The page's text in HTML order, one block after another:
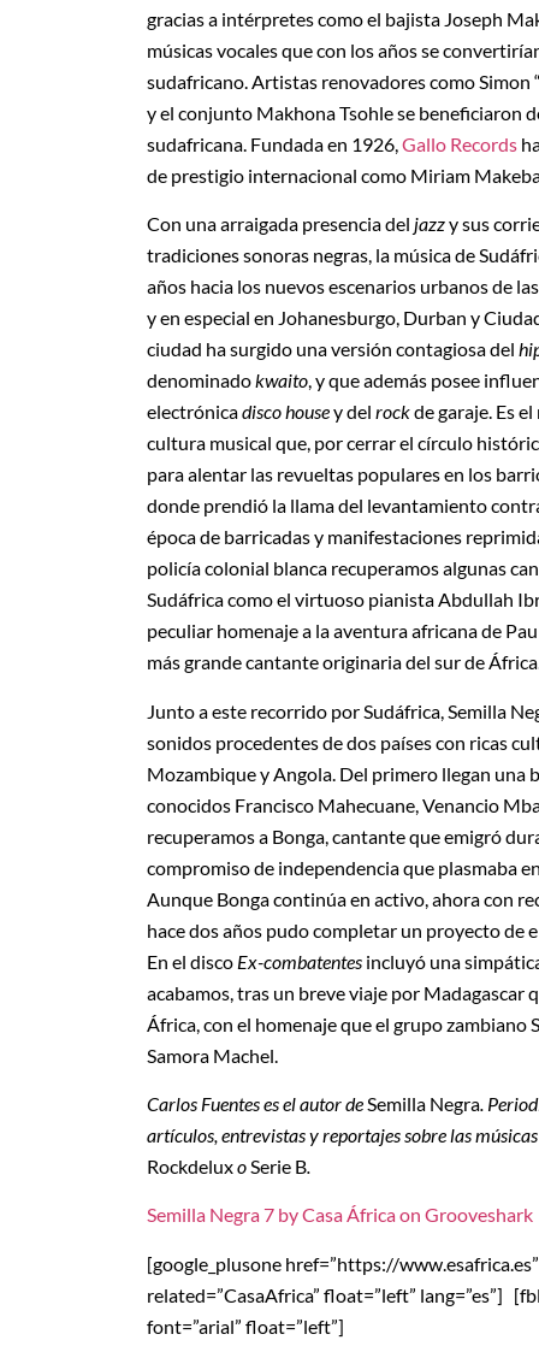
gracias a intérpretes como el bajista Joseph
músicas vocales que con los años se
sudafricano. Artistas renovadores como
y el conjunto Makhona Tsohle se beneficiaron
sudafricana. Fundada en 1926,Gallo Records
de prestigio internacional como Miriam
Con una arraigada presencia del jazzy sus
tradiciones sonoras negras, la música de
años hacia los nuevos escenarios urbanos de
y en especial en Johanesburgo, Durban y
ciudad ha surgido una versión contagiosa del
denominadokwaito, y que además posee
electrónicadisco housey del rockde garaje. Es
cultura musical que, por cerrar el círculo
para alentar las revueltas populares en los
donde prendió la llama del levantamiento
época de barricadas y manifestaciones
policía colonial blanca recuperamos algunas
Sudáfrica como el virtuoso pianista Abdullah
peculiar homenaje a la aventura africana de
más grande cantante originaria del sur de
Junto a este recorrido por Sudáfrica, Semilla
sonidos procedentes de dos países con ricas
Mozambique y Angola. Del primero llegan una
conocidos Francisco Mahecuane, Venancio
recuperamos a Bonga, cantante que emigró
compromiso de independencia que plasmaba
Aunque Bonga continúa en activo, ahora con
hace dos años pudo completar un proyecto de
En el disco Ex-combatentes incluyó una
acabamos, tras un breve viaje por Madagascar
África, con el homenaje que el grupo zambiano
Samora Machel.
Carlos Fuentes es el autor deSemilla Negra.
artículos, entrevistas y reportajes sobre las
RockdeluxoSerie B.
Semilla Negra 7 by Casa África on Grooveshark
[google_plusone href=”https://
related=”CasaAfrica” float=”left” lang=”es”]
font=”arial” float=”left”]